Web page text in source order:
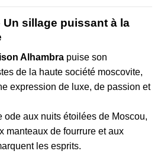
sillage puissant à la
Alhambra puise son
de la haute société moscovite,
expression de luxe, de passion et
ode aux nuits étoilées de Moscou,
manteaux de fourrure et aux
les esprits.